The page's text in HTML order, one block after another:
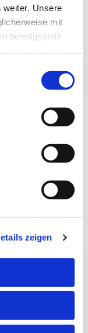
weiter. Unsere
mit
bereitgestellt
zeigen